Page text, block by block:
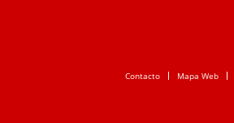
Contacto Mapa Web